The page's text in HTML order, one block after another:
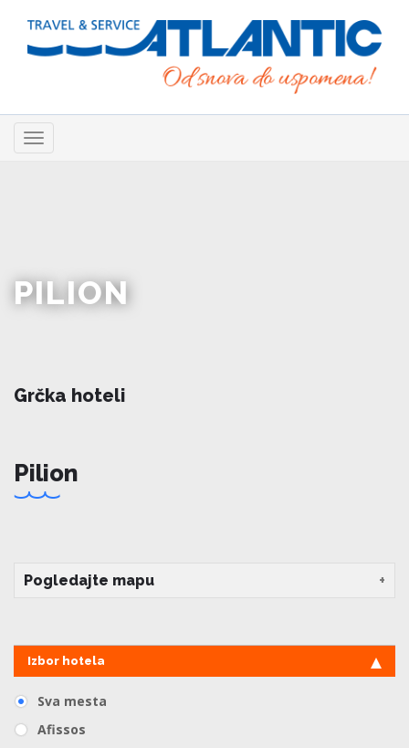
main
Toggle
PILION
Grčka hoteli
Pilion
Pogledajte mapu
Izbor hotela
Sva mesta
Afissos